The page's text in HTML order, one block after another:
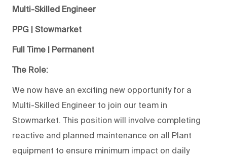
Multi-Skilled Engineer
PPG | Stowmarket
Full Time | Permanent
The Role:
We now have an exciting new opportunity for a
Multi-Skilled Engineer to join our team in
Stowmarket. This position will involve completing
reactive and planned maintenance on all Plant
equipment to ensure minimum impact on daily